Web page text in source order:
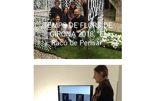
TEMPS DE FLORS DE
GIRONA 2018, "El
Racó de Pensar"